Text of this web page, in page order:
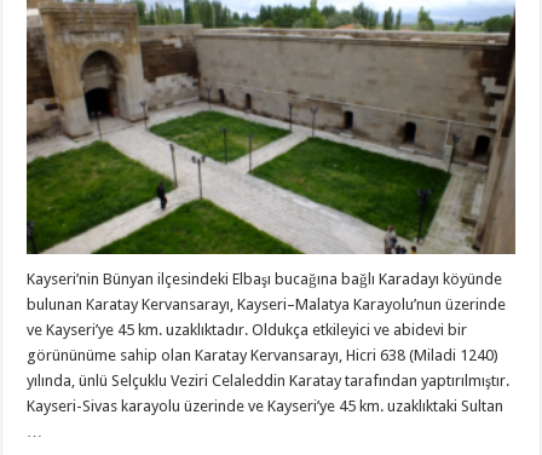
Kayseri’nin Bünyan ilçesindeki Elbaşı bucağına bağlı Karadayı köyünde
bulunan Karatay Kervansarayı, Kayseri–Malatya Karayolu’nun üzerinde
ve Kayseri’ye 45 km. uzaklıktadır. Oldukça etkileyici ve abidevi bir
görününüme sahip olan Karatay Kervansarayı, Hicri 638 (Miladi 1240)
yılında, ünlü Selçuklu Veziri Celaleddin Karatay tarafından yaptırılmıştır.
Kayseri-Sivas karayolu üzerinde ve Kayseri’ye 45 km. uzaklıktaki Sultan
…